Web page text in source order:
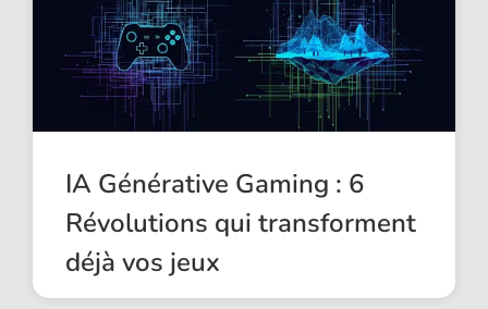
IA Générative Gaming : 6
Révolutions qui transforment
déjà vos jeux